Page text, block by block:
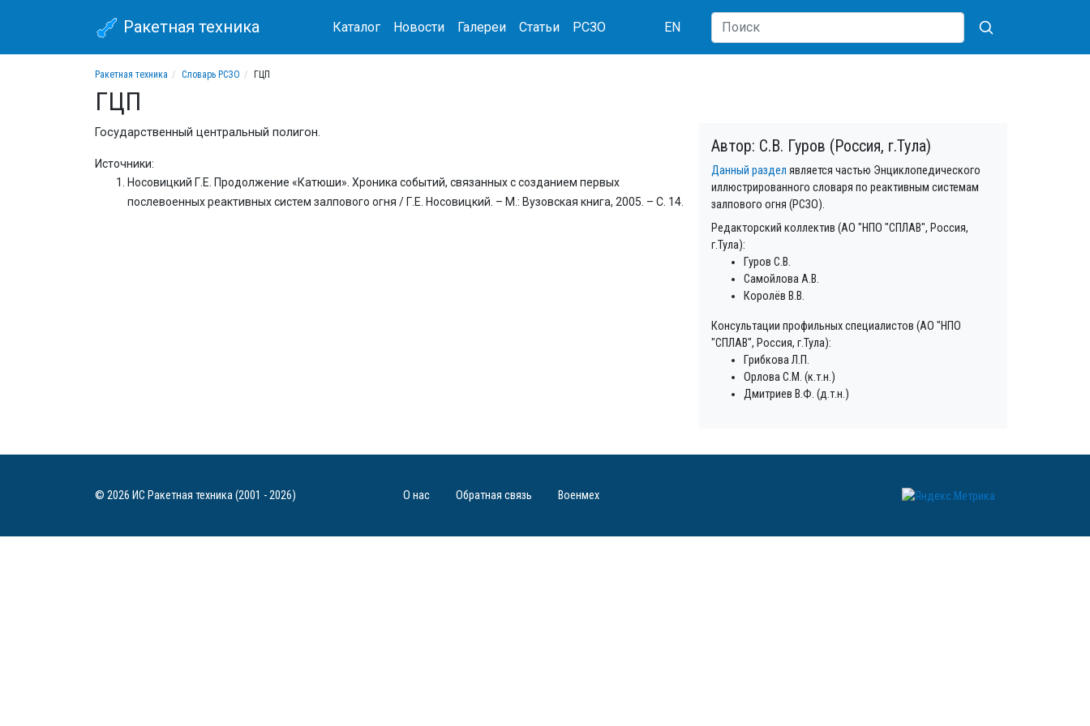
Ракетная техника Каталог Новости Галереи Статьи РСЗО EN
Ракетная техника Словарь РСЗО ГЦП
ГЦП
Государственный центральный полигон.
Источники:
Носовицкий Г.Е. Продолжение «Катюши». Хроника событий, связанных с созданием первых
послевоенных реактивных систем залпового огня / Г.Е. Носовицкий. – М.: Вузовская книга, 2005. – С. 14.
Автор: С.В. Гуров (Россия, г.Тула)
Данный раздел является частью Энциклопедического
иллюстрированного словаря по реактивным системам
залпового огня (РСЗО).
Редакторский коллектив (АО "НПО "СПЛАВ", Россия,
г.Тула):
Гуров С.В.
Самойлова А.В.
Королёв В.В.
Консультации профильных специалистов (АО "НПО
"СПЛАВ", Россия, г.Тула):
Грибкова Л.П.
Орлова С.М. (к.т.н.)
Дмитриев В.Ф. (д.т.н.)
© 2026 ИС Ракетная техника (2001 - 2026) О нас Обратная связь Военмех